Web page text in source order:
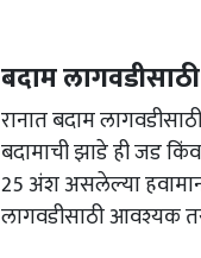
बदाम
रानात बदाम
बदामाची झाडे ही जड
25 अंश असलेल्या
लागवडीसाठी आवश्यक